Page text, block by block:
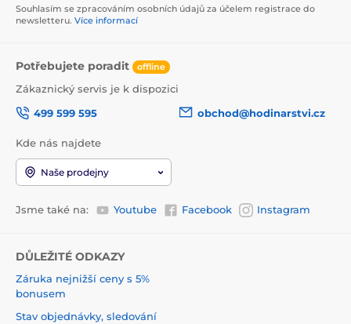
Souhlasím se zpracováním osobních údajů za účelem registrace do
newsletteru. Více informací
Potřebujete poradit offline
Zákaznický servis je k dispozici
499 599 595
obchod@hodinarstvi.cz
Kde nás najdete
Naše prodejny
Jsme také na: Youtube Facebook Instagram
DŮLEŽITÉ ODKAZY
Záruka nejnižší ceny s 5%
bonusem
Stav objednávky, sledování